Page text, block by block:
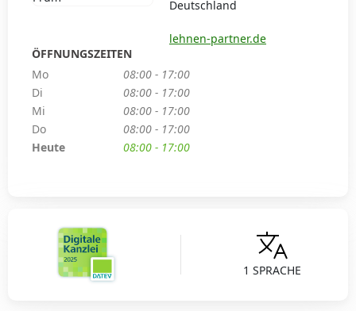
1 SPRACHE
Deutschland
lehnen-partner.de
ÖFFNUNGSZEITEN
Mo
08:00 - 17:00
Di
08:00 - 17:00
Mi
08:00 - 17:00
Do
08:00 - 17:00
Heute
08:00 - 17:00